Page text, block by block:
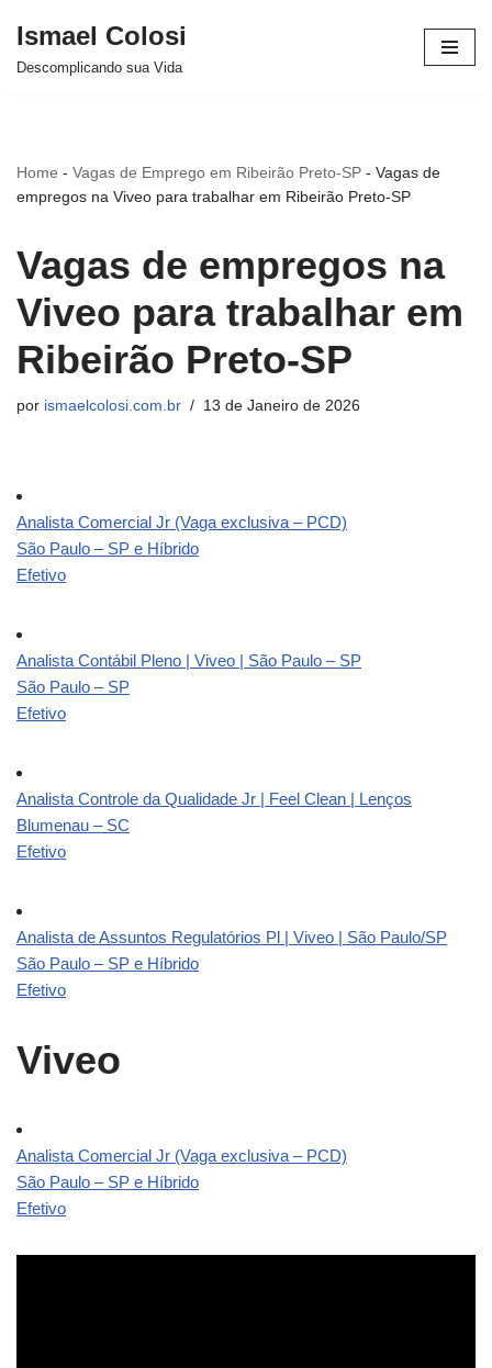
Avançar
Ismael Colosi
Descomplicando sua Vida
Home - Vagas de Emprego em Ribeirão Preto-SP - Vagas de
empregos na Viveo para trabalhar em Ribeirão Preto-SP
Vagas de empregos na
Viveo para trabalhar em
Ribeirão Preto-SP
por ismaelcolosi.com.br 13 de Janeiro de 2026
Analista Comercial Jr (Vaga exclusiva – PCD)
São Paulo – SP e Híbrido
Efetivo
Analista Contábil Pleno | Viveo | São Paulo – SP
São Paulo – SP
Efetivo
Analista Controle da Qualidade Jr | Feel Clean | Lenços
Blumenau – SC
Efetivo
Analista de Assuntos Regulatórios Pl | Viveo | São Paulo/SP
São Paulo – SP e Híbrido
Efetivo
Viveo
Analista Comercial Jr (Vaga exclusiva – PCD)
São Paulo – SP e Híbrido
Efetivo